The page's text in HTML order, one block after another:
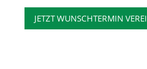
JETZT WUNSCHTERMIN